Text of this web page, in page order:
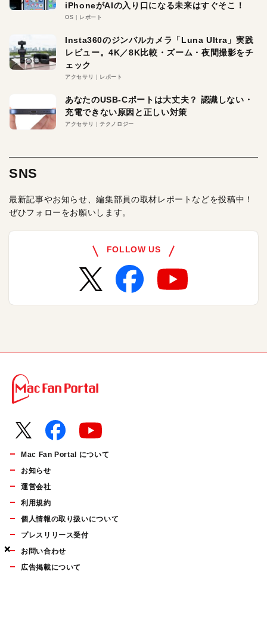
×
×
×
iPhoneがAIの入り口になる未来はすぐそこ！
OS レポート
Insta360のジンバルカメラ「Luna Ultra」実践
レビュー。4K／8K比較・ズーム・夜間撮影をチ
ェック
アクセサリ レポート
あなたのUSB-Cポートは大丈夫？ 認識しない・
充電できない原因と正しい対策
アクセサリ テクノロジー
SNS
最新記事やお知らせ、編集部員の取材レポートなどを投稿中！
ぜひフォローをお願いします。
FOLLOW US
Mac Fan Portal について
お知らせ
運営会社
利用規約
個人情報の取り扱いについて
プレスリリース受付
お問い合わせ
広告掲載について